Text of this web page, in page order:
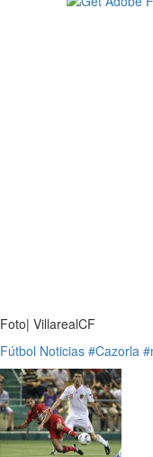
Foto| VillarealCF
Fútbol Noticias #Cazorla